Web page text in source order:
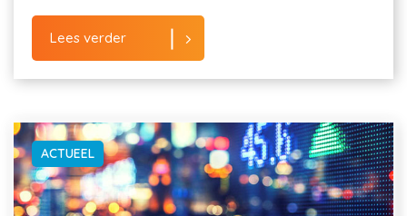
Lees verder
ACTUEEL